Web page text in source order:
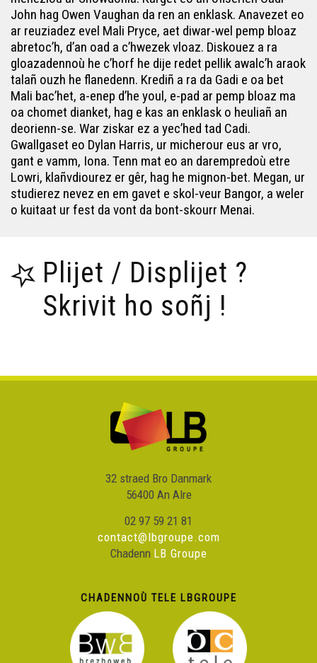
John hag Owen Vaughan da ren an enklask. Anavezet eo
ar reuziadez evel Mali Pryce, aet diwar-wel pemp bloaz
abretoc’h, d’an oad a c’hwezek vloaz. Diskouez a ra
gloazadennoù he c’horf he dije redet pellik awalc’h araok
talañ ouzh he flanedenn. Krediñ a ra da Gadi e oa bet
Mali bac’het, a-enep d’he youl, e-pad ar pemp bloaz ma
oa chomet dianket, hag e kas an enklask o heuliañ an
deorienn-se. War ziskar ez a yec’hed tad Cadi.
Gwallgaset eo Dylan Harris, ur micherour eus ar vro,
gant e vamm, Iona. Tenn mat eo an darempredoù etre
Lowri, klañvdiourez er gêr, hag he mignon-bet. Megan, ur
studierez nevez en em gavet e skol-veur Bangor, a weler
o kuitaat ur fest da vont da bont-skourr Menai.
Plijet / Displijet ?
Skrivit ho soñj !
32 straed Bro Danmark
56400 An Alre
02 97 59 21 81
contact@lbgroupe.com
Chadenn LB Groupe
CHADENNOÙ TELE LBGROUPE